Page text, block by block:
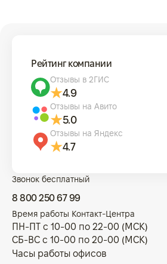
Рейтинг компании
Отзывы в 2ГИС
4.9
Отзывы на Авито
5.0
Отзывы на Яндекс
4.7
Звонок бесплатный
8 800 250 67 99
Время работы Контакт-Центра
ПН-ПТ с 10-00 по 22-00 (МСК)
СБ-ВС с 10-00 по 20-00 (МСК)
Часы работы офисов